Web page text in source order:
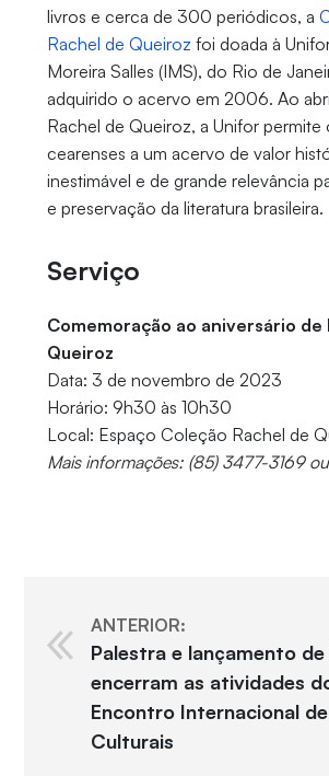
livros e cerca de 300 periódicos, a
Rachel de Queiroz foi doada à
Moreira Salles (IMS), do Rio de
adquirido o acervo em 2006. Ao
Rachel de Queiroz, a Unifor permite
cearenses a um acervo de valor
inestimável e de grande relevância
e preservação da literatura brasileira.
Serviço
Comemoração ao aniversário de
Queiroz
Data: 3 de novembro de 2023
Horário: 9h30 às 10h30
Local: Espaço Coleção Rachel de
Mais informações: (85) 3477-3169
ANTERIOR:
Palestra e lançamento
encerram as atividades
Encontro Internacional
Culturais